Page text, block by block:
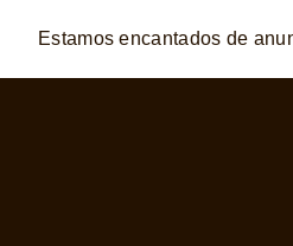
Skip to: MAIN
Estamos encantados de